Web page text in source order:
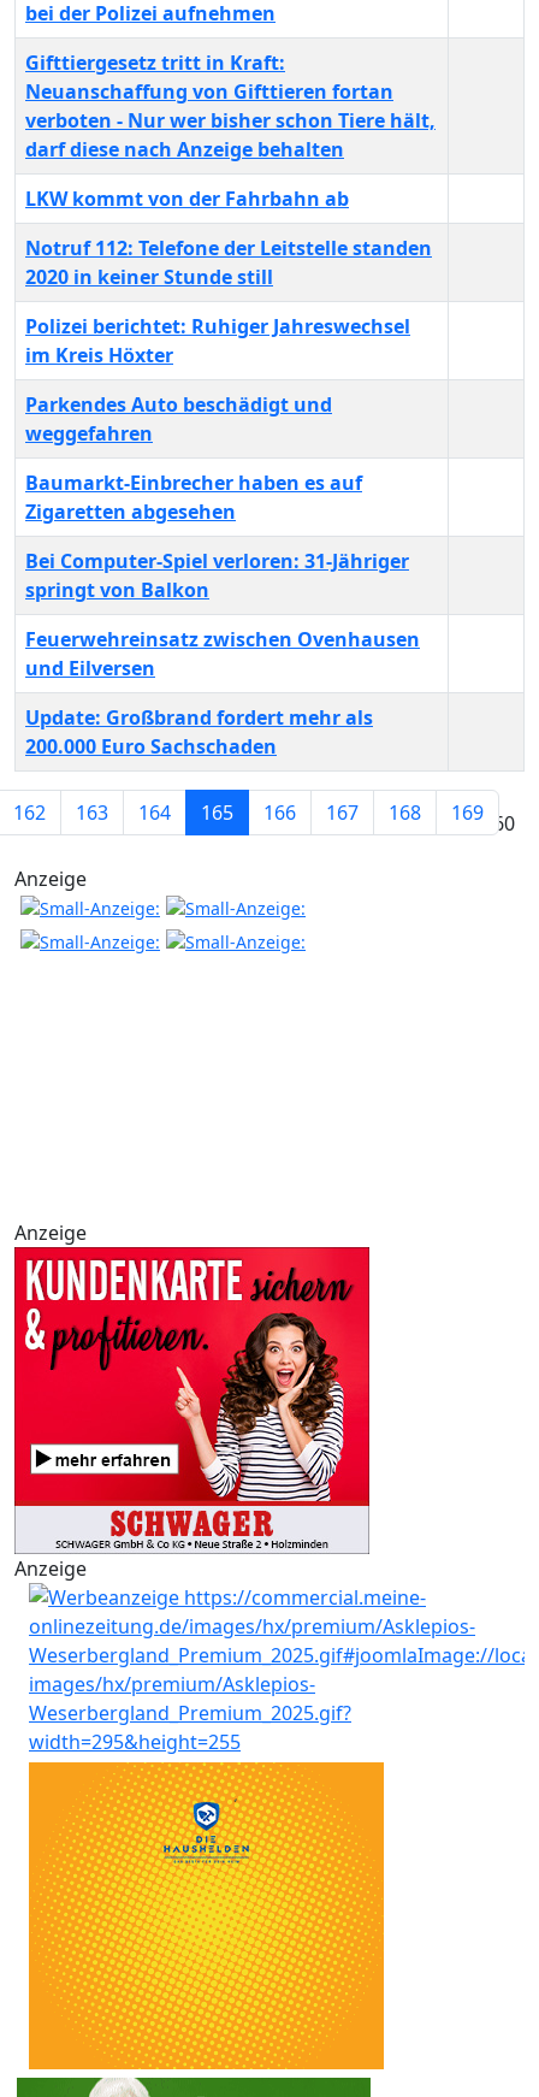
Beiträge
bei der Polizei aufnehmen
Gifttiergesetz tritt in Kraft:
Neuanschaffung von Gifttieren fortan
verboten - Nur wer bisher schon Tiere hält,
darf diese nach Anzeige behalten
LKW kommt von der Fahrbahn ab
Notruf 112: Telefone der Leitstelle standen
2020 in keiner Stunde still
Polizei berichtet: Ruhiger Jahreswechsel
im Kreis Höxter
Parkendes Auto beschädigt und
weggefahren
Baumarkt-Einbrecher haben es auf
Zigaretten abgesehen
Bei Computer-Spiel verloren: 31-Jähriger
springt von Balkon
Feuerwehreinsatz zwischen Ovenhausen
und Eilversen
Update: Großbrand fordert mehr als
200.000 Euro Sachschaden
Seite 165 von 260
162 163 164 165 166 167 168 169
Anzeige
Anzeige
Anzeige